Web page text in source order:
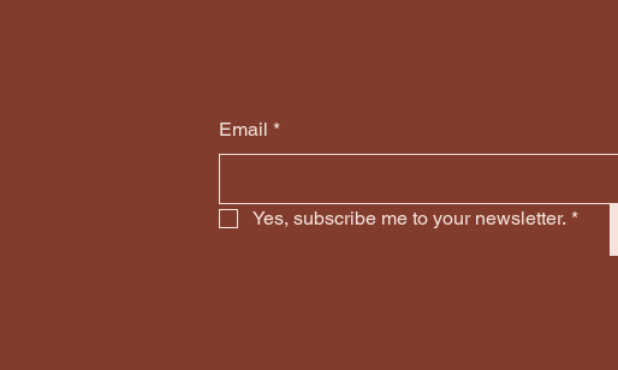
Email *
Yes, subscribe me to your newsletter. *